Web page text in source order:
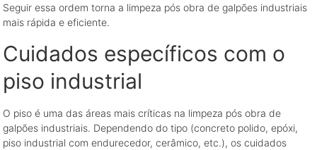
Seguir essa ordem torna a limpeza pós obra de galpões industriais
mais rápida e eficiente.
Cuidados específicos com o
piso industrial
O piso é uma das áreas mais críticas na limpeza pós obra de
galpões industriais. Dependendo do tipo (concreto polido, epóxi,
piso industrial com endurecedor, cerâmico, etc.), os cuidados